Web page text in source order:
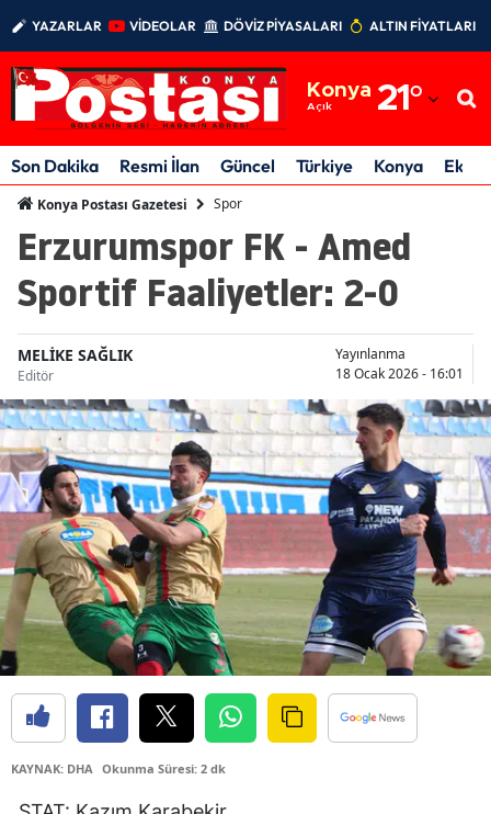
YAZARLAR VİDEOLAR DÖVİZ PİYASALARI ALTIN FİYATLARI
Konya
Açık 21°
Adıyaman
Afyonkarahisar
Amasya
Ankara
Antalya
Artvin
Aydın
Balıkesir
Bilecik
Bingöl
Bitlis
Bolu
Burdur
Bursa
Son Dakika Resmi İlan Güncel Türkiye Konya
Konya Postası Gazetesi Spor
Erzurumspor FK - Amed
Sportif Faaliyetler: 2-0
MELİKE SAĞLIK
Editör
Yayınlanma
18 Ocak 2026 - 16:01
KAYNAK: DHA Okunma Süresi: 2 dk